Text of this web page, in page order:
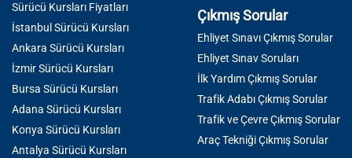
Sürücü Kursları Fiyatları
İstanbul Sürücü Kursları
Ankara Sürücü Kursları
İzmir Sürücü Kursları
Bursa Sürücü Kursları
Adana Sürücü Kursları
Konya Sürücü Kursları
Antalya Sürücü Kursları
Çıkmış Sorular
Ehliyet Sınavı Çıkmış Sorular
Ehliyet Sınav Soruları
İlk Yardım Çıkmış Sorular
Trafik Adabı Çıkmış Sorular
Trafik ve Çevre Çıkmış Sorular
Araç Tekniği Çıkmış Sorular